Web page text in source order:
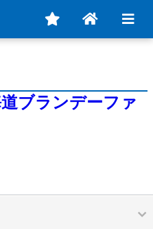
ブランデーファ